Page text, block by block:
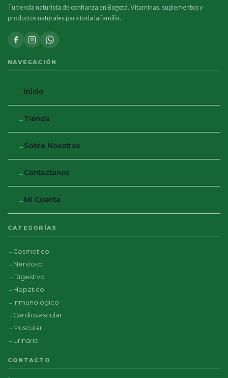
Tu tienda naturista de confianza en Bogotá. Vitaminas, suplementos y
productos naturales para toda la familia.
NAVEGACIÓN
Inicio
Tienda
Sobre Nosotros
Contactanos
Mi Cuenta
CATEGORÍAS
Cosmetico
Nervioso
Digestivo
Hepático
Inmunológico
Cardiovascular
Muscular
Urinario
CONTACTO